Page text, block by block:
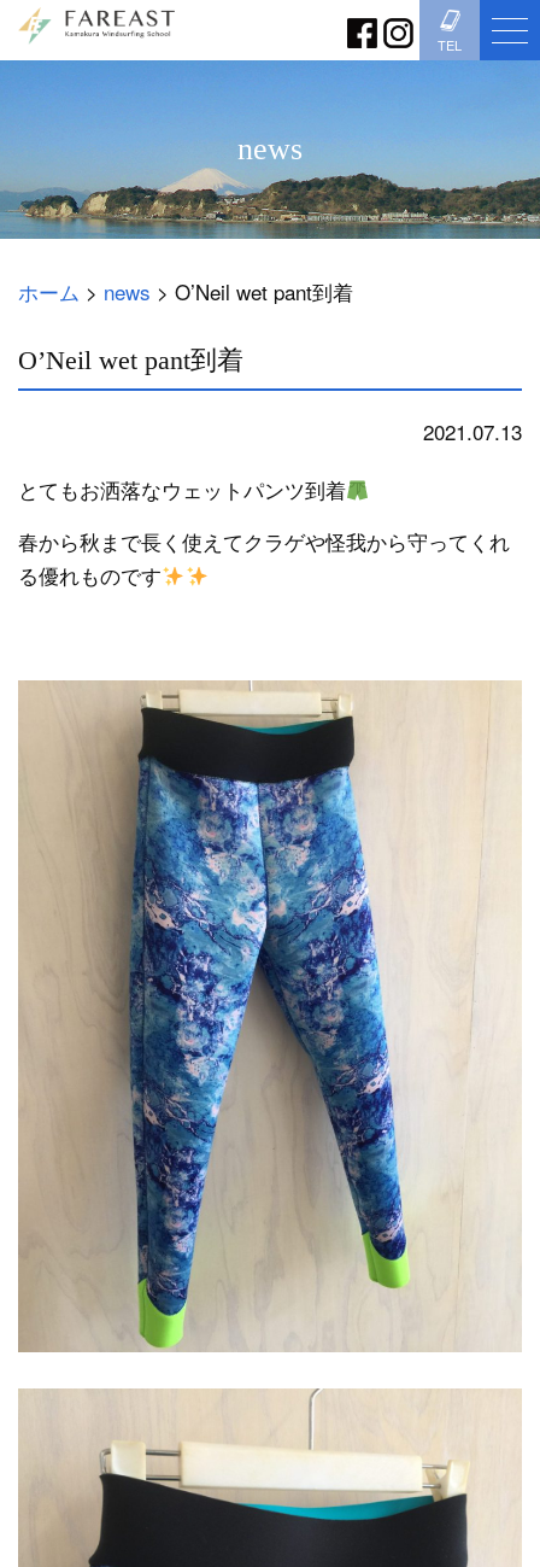
TEL
news
ホーム > news > O’Neil wet pant到着
O’Neil wet pant到着
2021.07.13
とてもお洒落なウェットパンツ到着
春から秋まで長く使えてクラゲや怪我から守ってくれ
る優れものです